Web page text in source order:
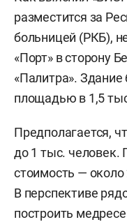
разместится за
больницей (РКБ),
«Порт» в сторону
«Палитра».
площадью в 1,5
Предполагается,
до 1 тыс. человек.
стоимость —
В перспективе
построить